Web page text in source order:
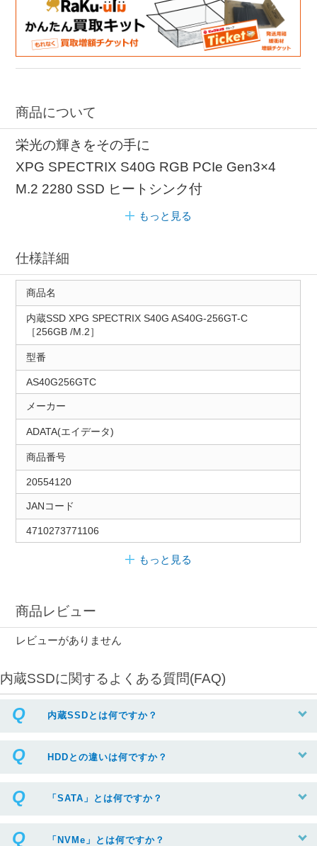
商品について
栄光の輝きをその手に
XPG SPECTRIX S40G RGB PCIe Gen3×4
M.2 2280 SSD ヒートシンク付
もっと見る
仕様詳細
商品名
内蔵SSD XPG SPECTRIX S40G AS40G-256GT-C
［256GB /M.2］
型番
AS40G256GTC
メーカー
ADATA(エイデータ)
商品番号
20554120
JANコード
4710273771106
もっと見る
商品レビュー
レビューがありません
内蔵SSDに関するよくある質問(FAQ)
内蔵SSDとは何ですか？
HDDとの違いは何ですか？
「SATA」とは何ですか？
「NVMe」とは何ですか？